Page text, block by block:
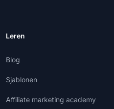
Leren
Blog
Sjablonen
Affiliate marketing academy